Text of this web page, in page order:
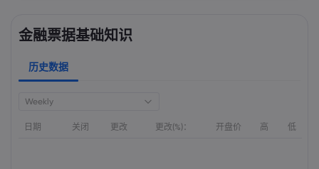
金融票据基础知识
历史数据
Weekly
日期 关闭 更改 更改(%)： 开盘价 高 低